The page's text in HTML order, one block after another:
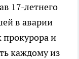
17-летнего
в аварии
и
каждому из